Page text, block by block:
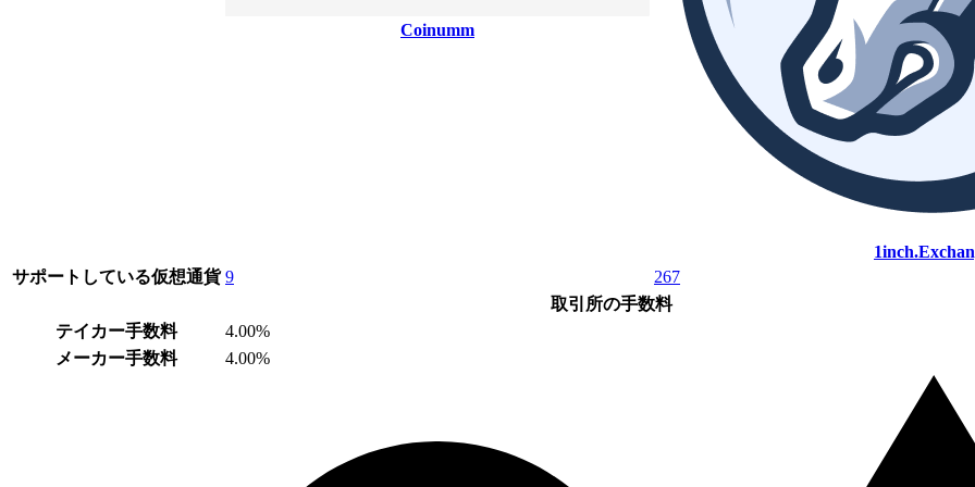
Coinumm
サポートしている仮想通貨 9
267
取引所の手数料
テイカー手数料
4.00%
メーカー手数料
4.00%